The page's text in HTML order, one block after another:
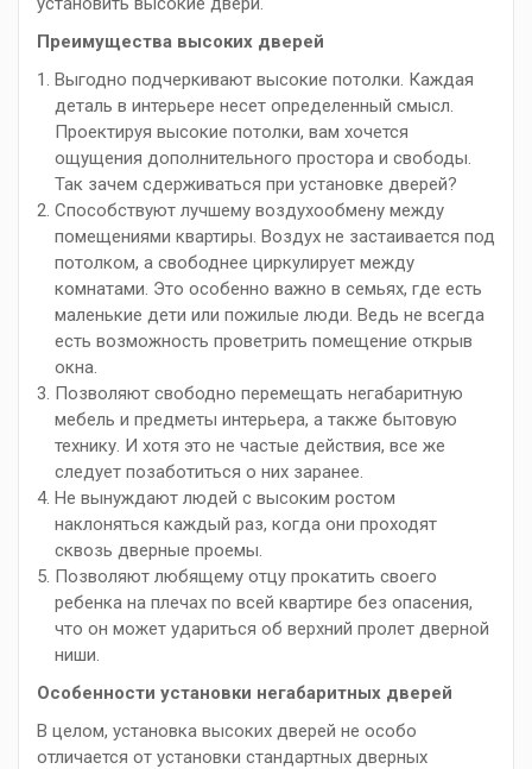
Преимущества высоких дверей
Выгодно подчеркивают высокие потолки. Каждая
деталь в интерьере несет определенный смысл.
Проектируя высокие потолки, вам хочется
ощущения дополнительного простора и свободы.
Так зачем сдерживаться при установке дверей?
Способствуют лучшему воздухообмену между
помещениями квартиры. Воздух не застаивается под
потолком, а свободнее циркулирует между
комнатами. Это особенно важно в семьях, где есть
маленькие дети или пожилые люди. Ведь не всегда
есть возможность проветрить помещение открыв
окна.
Позволяют свободно перемещать негабаритную
мебель и предметы интерьера, а также бытовую
технику. И хотя это не частые действия, все же
следует позаботиться о них заранее.
Не вынуждают людей с высоким ростом
наклоняться каждый раз, когда они проходят
сквозь дверные проемы.
Позволяют любящему отцу прокатить своего
ребенка на плечах по всей квартире без опасения,
что он может удариться об верхний пролет дверной
ниши.
Особенности установки негабаритных дверей
В целом, установка высоких дверей не особо
отличается от установки стандартных дверных